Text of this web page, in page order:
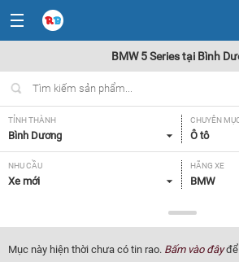
BMW 5 Series tại Bình
TỈNH THÀNH
Bình Dương
CHUYÊN
Ô tô
NHU CẦU
Xe mới
HÃNG XE
BMW
5 Series
NĂM SẢN
Tất cả
GIÁ XE XUẤT XỨ
Mục này hiện thời chưa có tin rao. Bấm vào đâyđể